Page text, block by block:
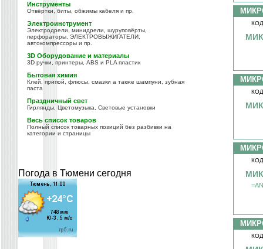
Инструменты
Отвёртки, биты, обжимы кабеля и пр.
Электроинструмент
Электродрели, минидрели, шуруповёрты,
перфораторы, ЭЛЕКТРОВЫЖИГАТЕЛИ,
автокомпрессоры и пр.
3D Оборудование и материалы
3D ручки, принтеры, ABS и PLA пластик
Бытовая химия
Клей, припой, флюсы, смазки а также шампуни, зубная
паста
Праздничный свет
Гирлянды, Цветомузыка, Световые установки
Весь список товаров
Полный список товарных позиций без разбивки на
категории и страницы
Погода в Тюмени сегодня